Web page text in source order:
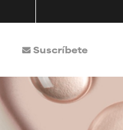
Suscríbete